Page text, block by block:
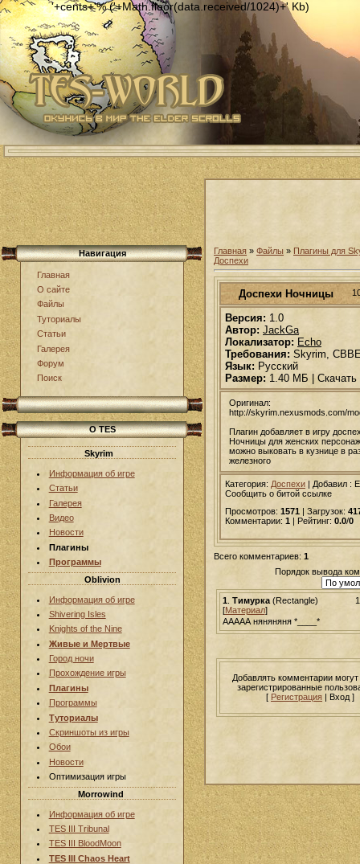
Навигация
Главная
О сайте
Файлы
Туториалы
Статьи
Галерея
Форум
Поиск
О TES
Skyrim
Информация об игре
Статьи
Галерея
Видео
Новости
Плагины
Программы
Oblivion
Информация об игре
Shivering Isles
Knights of the Nine
Живые и Мертвые
Город ночи
Прохождение игры
Плагины
Программы
Туториалы
Скриншоты из игры
Обои
Новости
Оптимизация игры
Morrowind
Информация об игре
TES III Tribunal
TES III BloodMoon
TES III Chaos Heart
Главная » Файлы » Плагины для
Доспехи
Доспехи Ночницы
Версия: 1.0
Автор: JackGa
Локализатор: Echo
Требования: Skyrim,
Язык: Русский
Размер: 1.40 МБ | Скачать
Оригинал:
http://skyrim.nexusmods.com/
Плагин добавляет в игру
Ночницы для женских
можно выковать в кузнице в
железного
Категория: Доспехи | Добавил :
Сообщить о битой ссылке
Просмотров: 1571 | Загрузок:
Комментарии: 1 | Рейтинг: 0.0/0
Всего комментариев: 1
Порядок вывода
1. Тимурка(Rectangle)
[Материал]
ААААА няняняня *____*
Добавлять комментарии могут
зарегистрированные
[ Регистрация | Вход ]
'+cents+'% ('+Math.floor(data.received/1024)+' Kb)